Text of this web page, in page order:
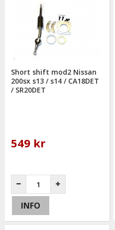
Short shift mod2 Nissan
200sx s13 / s14 / CA18DET
/ SR20DET
549 kr
INFO